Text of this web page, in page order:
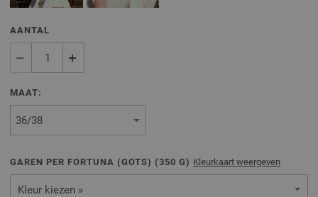
AANTAL
MAAT:
GAREN PER FORTUNA (GOTS) (350 G) Kleurkaart weergeven
Kleur kiezen »